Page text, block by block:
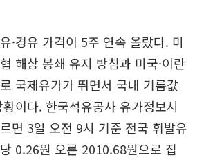
·경유 가격이 5주 연속 올랐다. 미
해상 봉쇄 유지 방침과 미국·이란
국제유가가 뛰면서 국내 기름값
이다. 한국석유공사 유가정보시
면 3일 오전 9시 기준 전국 휘발유
0.26원 오른 2010.68원으로 집